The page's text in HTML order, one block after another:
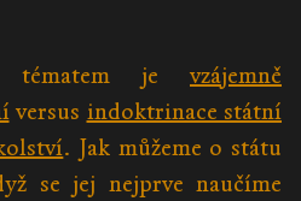
tématem je vzájemně
versus indoktrinace státní
. Jak můžeme o státu
se jej nejprve naučíme